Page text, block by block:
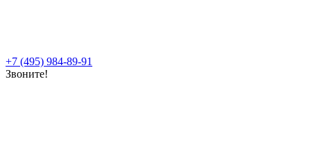
+7 (495) 984-89-91
Звоните!